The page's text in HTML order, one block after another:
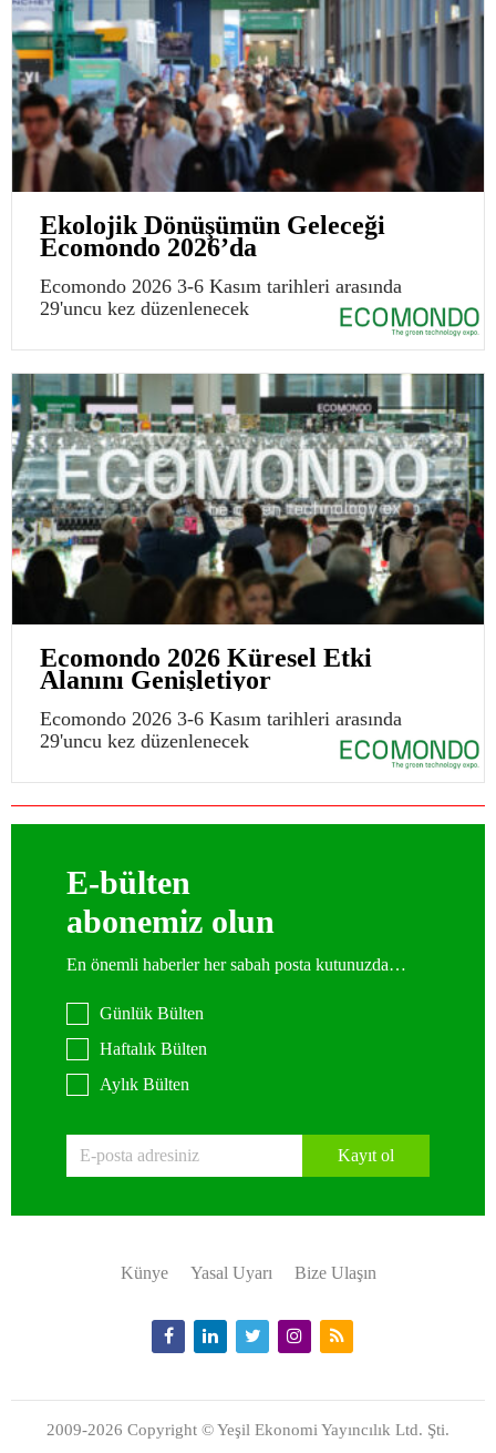
Ekolojik Dönüşümün Geleceği
Ecomondo 2026’da
Ecomondo 2026 3-6 Kasım tarihleri arasında
29'uncu kez düzenlenecek
Ecomondo 2026 Küresel Etki
Alanını Genişletiyor
Ecomondo 2026 3-6 Kasım tarihleri arasında
29'uncu kez düzenlenecek
E-bülten
abonemiz olun
En önemli haberler her sabah posta kutunuzda…
Günlük Bülten
Haftalık Bülten
Aylık Bülten
Kayıt ol
Künye Yasal Uyarı Bize Ulaşın
2009-2026 Copyright © Yeşil Ekonomi Yayıncılık Ltd. Şti.